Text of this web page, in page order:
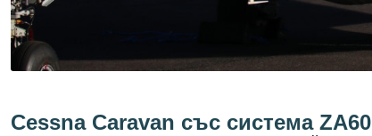
Cessna Caravan със система